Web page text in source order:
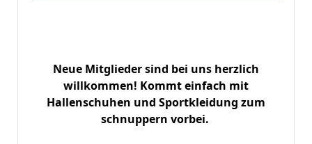
Neue Mitglieder sind bei uns herzlich
willkommen! Kommt einfach mit
Hallenschuhen und Sportkleidung zum
schnuppern vorbei.